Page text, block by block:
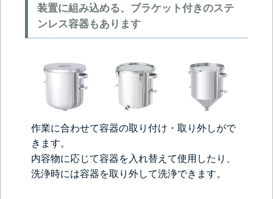
装置に組み込める、ブラケット付きのステ
ンレス容器もあります
作業に合わせて容器の取り付け・取り外しがで
きます。
内容物に応じて容器を入れ替えて使用したり、
洗浄時には容器を取り外して洗浄できます。